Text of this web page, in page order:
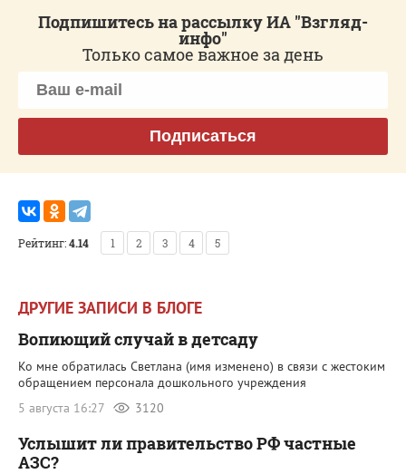
Подпишитесь на рассылку ИА "Взгляд-
инфо"
Только самое важное за день
Подписаться
Рейтинг:4.14 1 2 3 4 5
ДРУГИЕ ЗАПИСИ В БЛОГЕ
Вопиющий случай в детсаду
Ко мне обратилась Светлана (имя изменено) в связи с жестоким
обращением персонала дошкольного учреждения
5 августа 16:27
3120
Услышит ли правительство РФ частные
АЗС?